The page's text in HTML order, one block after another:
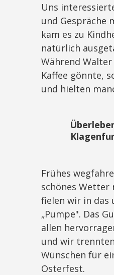
Uns
und Gespräche
kam es zu
natürlich
Während
Kaffee gönnte,
und hielten
Frühes
schönes Wetter
fielen wir in das
„Pumpe". Das
allen
und wir
Wünschen für
Osterfest.